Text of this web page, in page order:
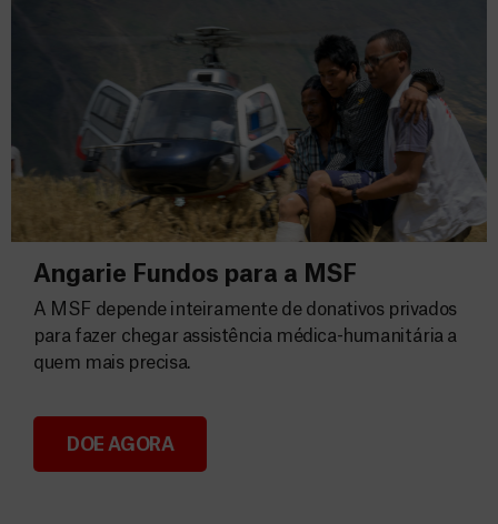
Angarie Fundos para a MSF
Angarie Fundos para a MSF
A MSF depende inteiramente de donativos privados
para fazer chegar assistência médica-humanitária a
quem mais precisa.
DOE AGORA